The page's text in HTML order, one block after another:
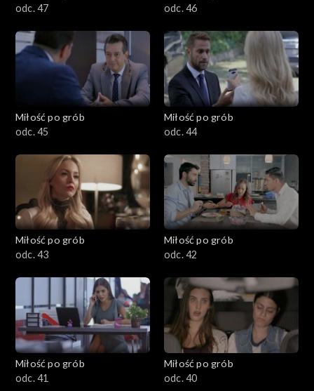
odc. 47
odc. 46
Miłość po grób
odc. 45
Miłość po grób
odc. 44
Miłość po grób
odc. 43
Miłość po grób
odc. 42
Miłość po grób
odc. 41
Miłość po grób
odc. 40